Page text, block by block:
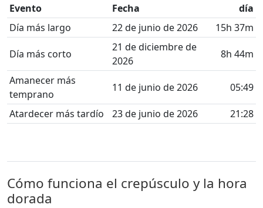
Evento Fecha
día
Día más largo
22 de junio de 2026 15h 37m
Día más corto
21 de diciembre de
2026
8h 44m
Amanecer más
temprano
11 de junio de 2026 05:49
Atardecer más tardío 23 de junio de 2026 21:28
Cómo funciona el crepúsculo y la hora
dorada